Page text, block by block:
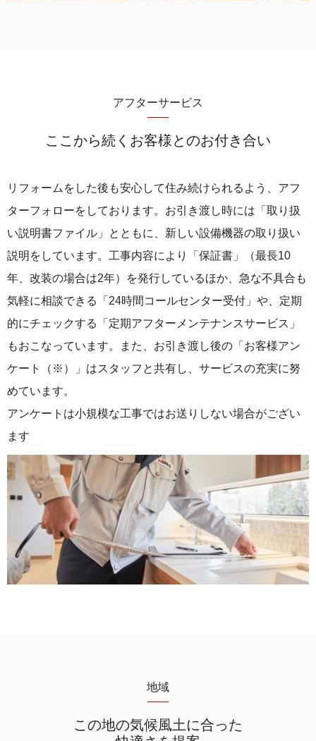
アフターサービス
ここから続くお客様とのお付き合い
リフォームをした後も安心して住み続けられるよう、アフ
ターフォローをしております。お引き渡し時には「取り扱
い説明書ファイル」とともに、新しい設備機器の取り扱い
説明をしています。 工事内容により「保証書」（最長10
年、改装の場合は2年）を発行しているほか、急な不具合も
気軽に相談できる「24時間コールセンター受付」や、定期
的にチェックする「定期アフターメンテナンスサービス」
もおこなっています。また、お引き渡し後の「お客様アン
ケート（※）」はスタッフと共有し、サービスの充実に努
めています。
アンケートは小規模な工事ではお送りしない場合がござい
ます
地域
この地の気候風土に合った